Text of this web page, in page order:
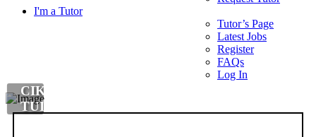
I'm a Tutor
Tutor’s Page
Latest Jobs
Register
FAQs
Log In
CIKGU
TUISYEN